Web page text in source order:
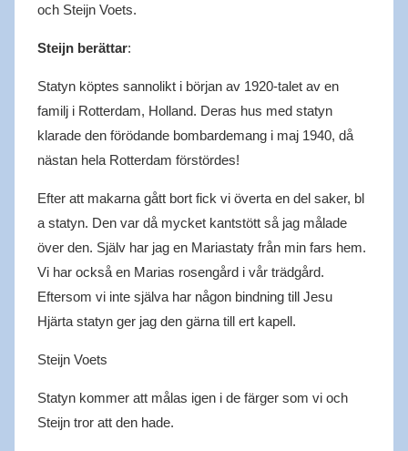
och Steijn Voets.
Steijn berättar:
Statyn köptes sannolikt i början av 1920-talet av en
familj i Rotterdam, Holland. Deras hus med statyn
klarade den förödande bombardemang i maj 1940, då
nästan hela Rotterdam förstördes!
Efter att makarna gått bort fick vi överta en del saker, bl
a statyn. Den var då mycket kantstött så jag målade
över den. Själv har jag en Mariastaty från min fars hem.
Vi har också en Marias rosengård i vår trädgård.
Eftersom vi inte själva har någon bindning till Jesu
Hjärta statyn ger jag den gärna till ert kapell.
Steijn Voets
Statyn kommer att målas igen i de färger som vi och
Steijn tror att den hade.